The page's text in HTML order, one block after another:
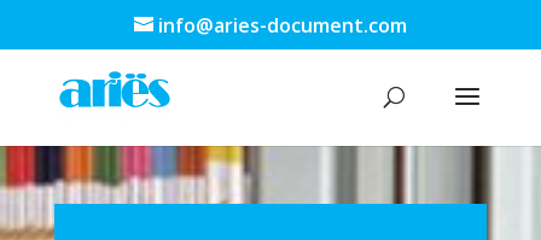
info@aries-document.com